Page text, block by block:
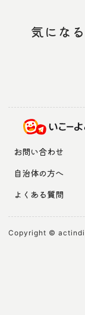
気にな
お問い合わせ
自治体の方へ
よくある質問
Copyright © actindi